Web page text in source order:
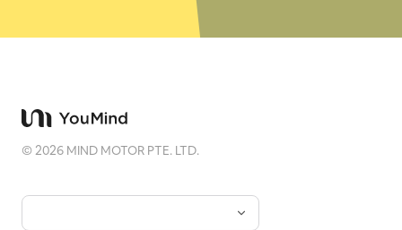
©2026 MIND MOTOR PTE. LTD.